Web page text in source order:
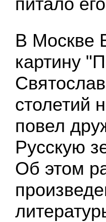
В Москве
картину
столетий
повел
Русскую
Об этом